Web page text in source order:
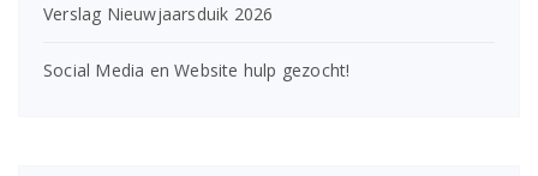
Verslag Nieuwjaarsduik 2026
Social Media en Website hulp gezocht!